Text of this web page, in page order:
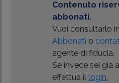
Contenuto
abbonati.
Vuoi consultarlo
Abbonati o
agente di fiducia.
Se invece sei già
effettua il login.